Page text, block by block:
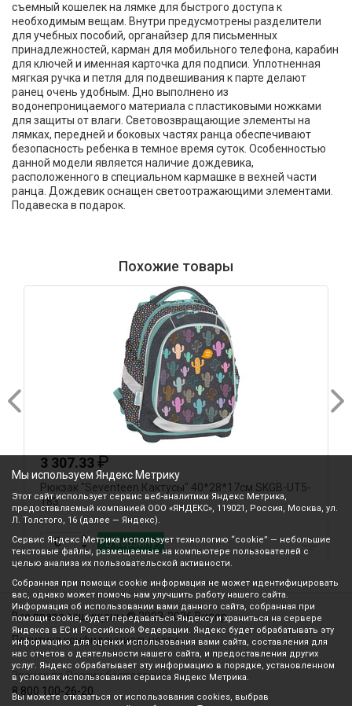
съемный кошелек на лямке для быстрого доступа к
необходимым вещам. Внутри предусмотрены разделители
для учебных пособий, органайзер для письменных
принадлежностей, карман для мобильного телефона, карабин
для ключей и именная карточка для подписи. Уплотненная
мягкая ручка и петля для подвешивания к парте делают
ранец очень удобным. Дно выполнено из
водонепроницаемого материала с пластиковыми ножками
для защиты от влаги. Световозвращающие элементы на
лямках, передней и боковых частях ранца обеспечивают
безопасность ребенка в темное время суток. Особенностью
данной модели является наличие дождевика,
расположенного в специальном кармашке в вехней части
ранца. Дождевик оснащен светоотражающими элементами.
Подавеска в подарок.
Похожие товары
3 307.33₽
Рюкзак "Seventeen.Кактусы" 40*28*17см SKGB-UT5-
183
В корзину
Все права защищены © 2003-2026 Вилор
Политика конфиденциальности
Звонок по России бесплатный
8 800 100-26-20
Мы используем Яндекс Метрику
Этот сайт использует сервис веб-аналитики Яндекс Метрика,
предоставляемый компанией ООО «ЯНДЕКС», 119021, Россия, Москва, ул.
Л. Толстого, 16 (далее — Яндекс).
Сервис Яндекс Метрика использует технологию “cookie” — небольшие
текстовые файлы, размещаемые на компьютере пользователей с
целью анализа их пользовательской активности.
Собранная при помощи cookie информация не может идентифицировать
вас, однако может помочь нам улучшить работу нашего сайта.
Информация об использовании вами данного сайта, собранная при
помощи cookie, будет передаваться Яндексу и храниться на сервере
Яндекса в ЕС и Российской Федерации. Яндекс будет обрабатывать эту
информацию для оценки использования вами сайта, составления для
нас отчетов о деятельности нашего сайта, и предоставления других
услуг. Яндекс обрабатывает эту информацию в порядке, установленном
в условиях использования сервиса Яндекс Метрика.
Вы можете отказаться от использования cookies, выбрав